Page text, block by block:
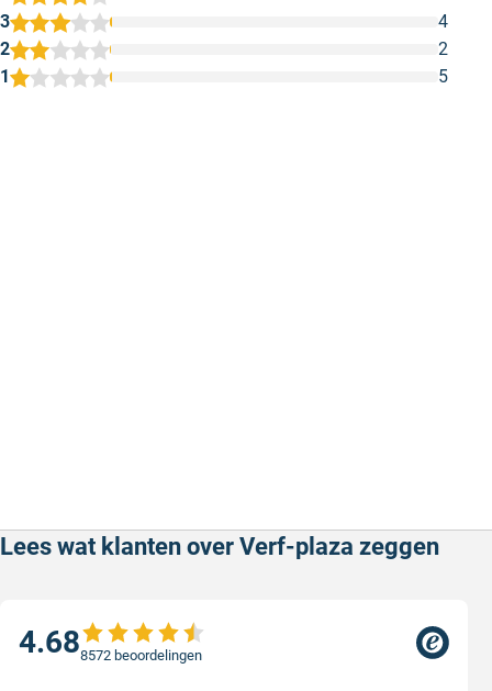
1 5
2 2
3 4
Lees wat klanten over Verf-plaza zeggen
4.688572 beoordelingen